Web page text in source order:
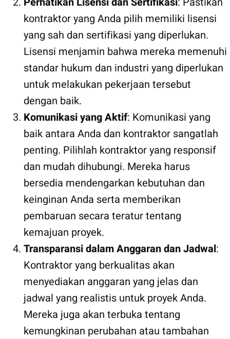
kontraktor yang Anda pilih memiliki lisensi
yang sah dan sertifikasi yang diperlukan.
Lisensi menjamin bahwa mereka memenuhi
standar hukum dan industri yang diperlukan
untuk melakukan pekerjaan tersebut
dengan baik.
Komunikasi yang Aktif: Komunikasi yang
baik antara Anda dan kontraktor sangatlah
penting. Pilihlah kontraktor yang responsif
dan mudah dihubungi. Mereka harus
bersedia mendengarkan kebutuhan dan
keinginan Anda serta memberikan
pembaruan secara teratur tentang
kemajuan proyek.
Transparansi dalam Anggaran dan Jadwal:
Kontraktor yang berkualitas akan
menyediakan anggaran yang jelas dan
jadwal yang realistis untuk proyek Anda.
Mereka juga akan terbuka tentang
kemungkinan perubahan atau tambahan